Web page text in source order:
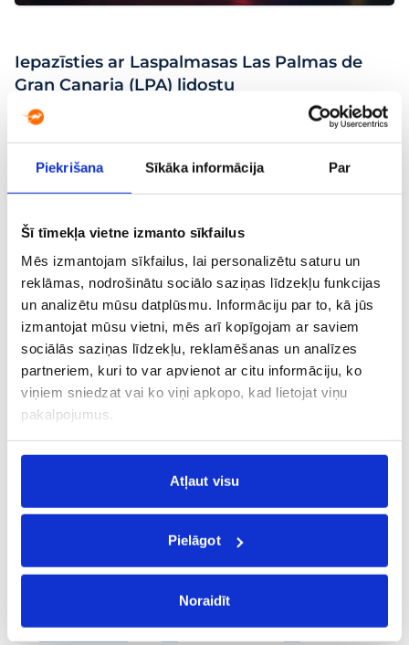
Piekrišana Sīkāka informācija Par
Šī tīmekļa vietne izmanto sīkfailus
Mēs izmantojam sīkfailus, lai personalizētu saturu un
reklāmas, nodrošinātu sociālo saziņas līdzekļu funkcijas
un analizētu mūsu datplūsmu. Informāciju par to, kā jūs
izmantojat mūsu vietni, mēs arī kopīgojam ar saviem
sociālās saziņas līdzekļu, reklamēšanas un analīzes
partneriem, kuri to var apvienot ar citu informāciju, ko
viņiem sniedzat vai ko viņi apkopo, kad lietojat viņu
pakalpojumus.
Atļaut visu
Pielāgot
Noraidīt
Iepazīsties ar Laspalmasas Las Palmas de
Gran Canaria (LPA) lidostu
Laspalmasa, Spānija
IATA kods
Vairāk populāru galamērķu no Laspalmasas
Las Palmas de Gran Canaria (LPA) lidostas
Lēti lidojumi
no
Laspalmasas
uz Madridi
no 15 €
uz Valensiju
Lēti lidojumi
Lēti lidojumi
no
Laspalmasas
uz
Memmingen
Laspalmasas
uz Londonu
Lēti lidojumi
Lēti lidojumi
no
Laspalmasas
uz Korķi no
55 €
uz Romu no
Lēti lidojumi